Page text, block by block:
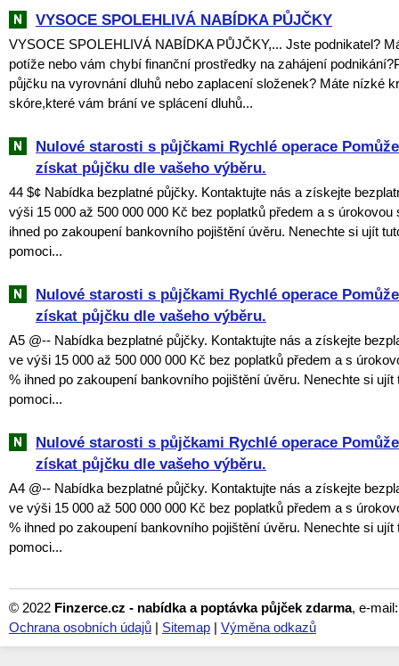
VYSOCE SPOLEHLIVÁ NABÍDKA PŮJČKY
VYSOCE SPOLEHLIVÁ NABÍDKA PŮJČKY,... Jste podnikatel?
potíže nebo vám chybí finanční prostředky na zahájení
půjčku na vyrovnání dluhů nebo zaplacení složenek? Máte nízké
skóre,které vám brání ve splácení dluhů...
Nulové starosti s půjčkami Rychlé operace
získat půjčku dle vašeho výběru.
44 $¢ Nabídka bezplatné půjčky. Kontaktujte nás a získejte
výši 15 000 až 500 000 000 Kč bez poplatků předem a s úrokovou
ihned po zakoupení bankovního pojištění úvěru. Nenechte si ujít
pomoci...
Nulové starosti s půjčkami Rychlé operace
získat půjčku dle vašeho výběru.
A5 @-- Nabídka bezplatné půjčky. Kontaktujte nás a získejte
ve výši 15 000 až 500 000 000 Kč bez poplatků předem a s
% ihned po zakoupení bankovního pojištění úvěru. Nenechte si ujít
pomoci...
Nulové starosti s půjčkami Rychlé operace
získat půjčku dle vašeho výběru.
A4 @-- Nabídka bezplatné půjčky. Kontaktujte nás a získejte
ve výši 15 000 až 500 000 000 Kč bez poplatků předem a s
% ihned po zakoupení bankovního pojištění úvěru. Nenechte si ujít
pomoci...
© 2022 Finzerce.cz - nabídka a poptávka půjček zdarma, e-
Ochrana osobních údajů | Sitemap | Výměna odkazů